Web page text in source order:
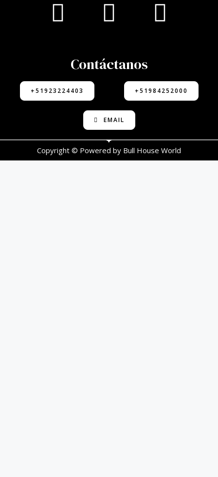
Contáctanos
+51923224403 +51984252000
EMAIL
Copyright © Powered by Bull House World